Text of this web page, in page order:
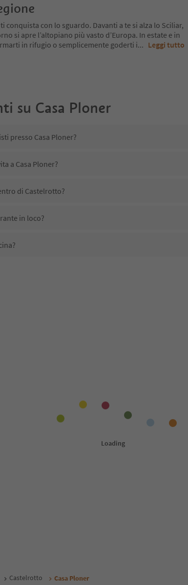
conquista con lo sguardo. Davanti a te si alza lo Sciliar,
si apre l’altopiano più vasto d’Europa. In estate e in
in rifugio o semplicemente goderti i... Leggi tutto
su Casa Ploner
presso Casa Ploner?
a Casa Ploner?
di Castelrotto?
in loco?
presso Casa Ploner?
Adige Guest Pass?
Castelrotto Casa Ploner